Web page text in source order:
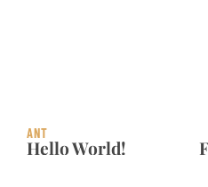
ANT
Hello World!